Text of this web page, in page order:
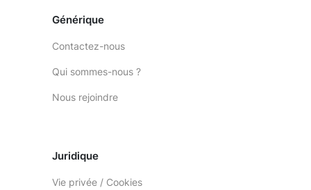
Générique
Contactez-nous
Qui sommes-nous ?
Nous rejoindre
Juridique
Vie privée / Cookies